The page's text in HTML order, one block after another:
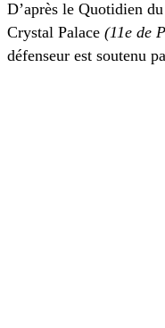
D’après le Quotidien
Crystal Palace (11e de
défenseur est soutenu